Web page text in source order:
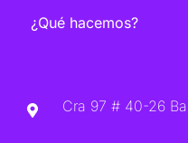
¿Qué hacemos?
Cra 97 # 40-26